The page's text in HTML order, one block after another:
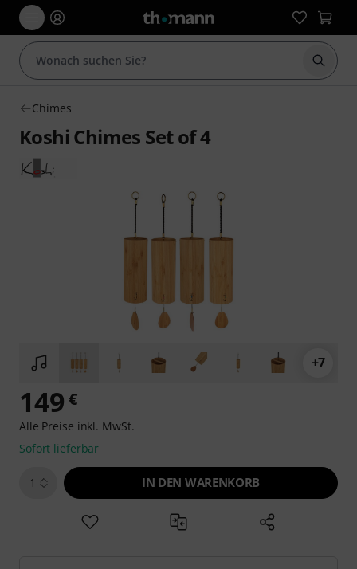
Suche
Chimes
Koshi Chimes Set of 4
+7
149 €
Alle Preise inkl. MwSt.
Sofort lieferbar
1 IN DEN WARENKORB